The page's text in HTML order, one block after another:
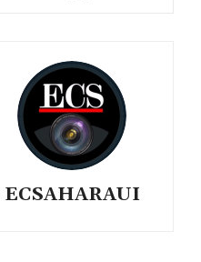
ECSAHARAUI